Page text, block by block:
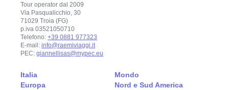
Tour operator dal 2009
Via Pasqualicchio, 30
71029 Troia (FG)
p.iva 03521050710
Telefono: +39 0881 977323
E-mail: info@raemiviaggi.it
PEC: giannellisas@mypec.eu
Italia
Mondo
Europa
Nord e Sud America